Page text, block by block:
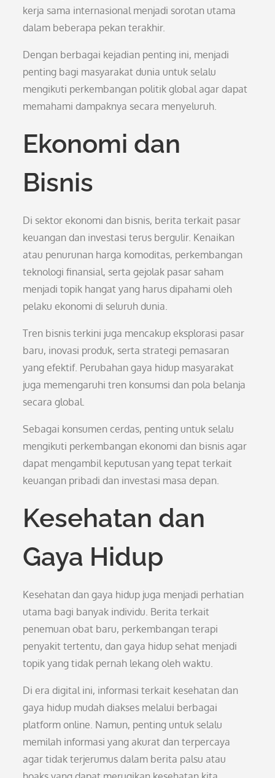
kerja sama internasional menjadi sorotan utama
dalam beberapa pekan terakhir.
Dengan berbagai kejadian penting ini, menjadi
penting bagi masyarakat dunia untuk selalu
mengikuti perkembangan politik global agar dapat
memahami dampaknya secara menyeluruh.
Ekonomi dan
Bisnis
Di sektor ekonomi dan bisnis, berita terkait pasar
keuangan dan investasi terus bergulir. Kenaikan
atau penurunan harga komoditas, perkembangan
teknologi finansial, serta gejolak pasar saham
menjadi topik hangat yang harus dipahami oleh
pelaku ekonomi di seluruh dunia.
Tren bisnis terkini juga mencakup eksplorasi pasar
baru, inovasi produk, serta strategi pemasaran
yang efektif. Perubahan gaya hidup masyarakat
juga memengaruhi tren konsumsi dan pola belanja
secara global.
Sebagai konsumen cerdas, penting untuk selalu
mengikuti perkembangan ekonomi dan bisnis agar
dapat mengambil keputusan yang tepat terkait
keuangan pribadi dan investasi masa depan.
Kesehatan dan
Gaya Hidup
Kesehatan dan gaya hidup juga menjadi perhatian
utama bagi banyak individu. Berita terkait
penemuan obat baru, perkembangan terapi
penyakit tertentu, dan gaya hidup sehat menjadi
topik yang tidak pernah lekang oleh waktu.
Di era digital ini, informasi terkait kesehatan dan
gaya hidup mudah diakses melalui berbagai
platform online. Namun, penting untuk selalu
memilah informasi yang akurat dan terpercaya
agar tidak terjerumus dalam berita palsu atau